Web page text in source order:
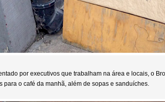
por executivos que trabalham na área e locais, o
para o café da manhã, além de sopas e sanduíches.